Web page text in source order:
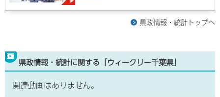
県政情報・統計トップへ
県政情報・統計に関する「ウィークリー千葉県」
関連動画はありません。